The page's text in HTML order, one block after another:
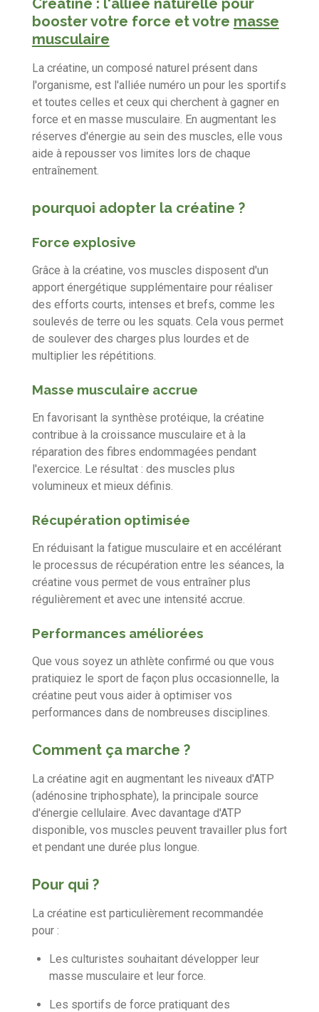
booster votre force et votre masse
musculaire
La créatine, un composé naturel présent dans
l'organisme, est l'alliée numéro un pour les sportifs
et toutes celles et ceux qui cherchent à gagner en
force et en masse musculaire. En augmentant les
réserves d'énergie au sein des muscles, elle vous
aide à repousser vos limites lors de chaque
entraînement.
pourquoi adopter la créatine ?
Force explosive
Grâce à la créatine, vos muscles disposent d'un
apport énergétique supplémentaire pour réaliser
des efforts courts, intenses et brefs, comme les
soulevés de terre ou les squats. Cela vous permet
de soulever des charges plus lourdes et de
multiplier les répétitions.
Masse musculaire accrue
En favorisant la synthèse protéique, la créatine
contribue à la croissance musculaire et à la
réparation des fibres endommagées pendant
l'exercice. Le résultat : des muscles plus
volumineux et mieux définis.
Récupération optimisée
En réduisant la fatigue musculaire et en accélérant
le processus de récupération entre les séances, la
créatine vous permet de vous entraîner plus
régulièrement et avec une intensité accrue.
Performances améliorées
Que vous soyez un athlète confirmé ou que vous
pratiquiez le sport de façon plus occasionnelle, la
créatine peut vous aider à optimiser vos
performances dans de nombreuses disciplines.
Comment ça marche ?
La créatine agit en augmentant les niveaux d'ATP
(adénosine triphosphate), la principale source
d'énergie cellulaire. Avec davantage d'ATP
disponible, vos muscles peuvent travailler plus fort
et pendant une durée plus longue.
Pour qui ?
La créatine est particulièrement recommandée
pour :
Les culturistes souhaitant développer leur
masse musculaire et leur force.
Les sportifs de force pratiquant des